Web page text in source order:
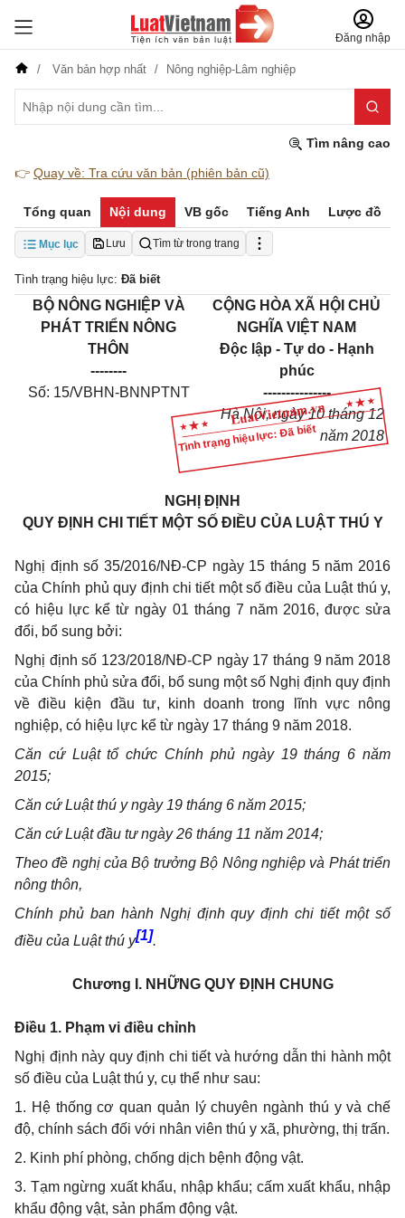
Đăng nhập
Văn bản hợp nhất Nông nghiệp-Lâm nghiệp
Tìm nâng cao
👉 Quay về: Tra cứu văn bản (phiên bản cũ)
Tổng quan Nội dung VB gốc Tiếng Anh Lược đồ
Mục lục Lưu Tìm từ trong trang
Tình trạng hiệu lực: Đã biết
Tình trạng hiệu lực: Đã biết
BỘ NÔNG NGHIỆP VÀ
PHÁT TRIỂN NÔNG
THÔN
--------
Số: 15/VBHN-BNNPTNT
CỘNG HÒA XÃ HỘI CHỦ
NGHĨA VIỆT NAM
Độc lập - Tự do - Hạnh
phúc
---------------
Hà Nội, ngày 10 tháng 12
năm 2018
NGHỊ ĐỊNH
QUY ĐỊNH CHI TIẾT MỘT SỐ ĐIỀU CỦA LUẬT THÚ Y
Nghị định số 35/2016/NĐ-CP ngày 15 tháng 5 năm 2016
của Chính phủ quy định chi tiết một số điều của Luật thú y,
có hiệu lực kể từ ngày 01 tháng 7 năm 2016, được sửa
đổi, bổ sung bởi:
Nghị định số 123/2018/NĐ-CP ngày 17 tháng 9 năm 2018
của Chính phủ sửa đổi, bổ sung một số Nghị định quy định
về điều kiện đầu tư, kinh doanh trong lĩnh vực nông
nghiệp, có hiệu lực kể từ ngày 17 tháng 9 năm 2018.
Căn cứ Luật tổchức Chính phủ ngày 19 tháng 6 năm
2015;
Căn cứ Luật thú y ngày 19 tháng 6 năm 2015;
Căn cứ Luật đầu tư ngày 26 tháng 11 năm 2014;
Theo đề nghị của Bộ trưởng Bộ Nông nghiệp và Phát triển
nông thôn,
Chính phủ ban hành Nghị định quy địnhchi tiếtmột số
điều của Luật thú y[1].
Chương I. NHỮNG QUY ĐỊNH CHUNG
Điều 1. Phạm vi điều chỉnh
Nghị định này quy định chi tiết và hướng dẫn thi hành một
số điều của Luật thú y, cụ thể như sau:
1. Hệ thống cơ quan quản lýchuyên ngành thú y và chế
độ, chính sách đối với nhân viên thú y xã, phường, thị trấn.
2. Kinh phí phòng, chống dịch bệnh động vật.
3. Tạm ngừng xuất khẩu, nhập khẩu; cấm xuất khẩu, nhập
khẩu động vật, sản phẩm động vật.